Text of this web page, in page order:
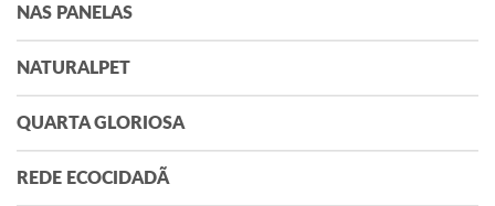
NAS PANELAS
NATURALPET
QUARTA GLORIOSA
REDE ECOCIDADÃ